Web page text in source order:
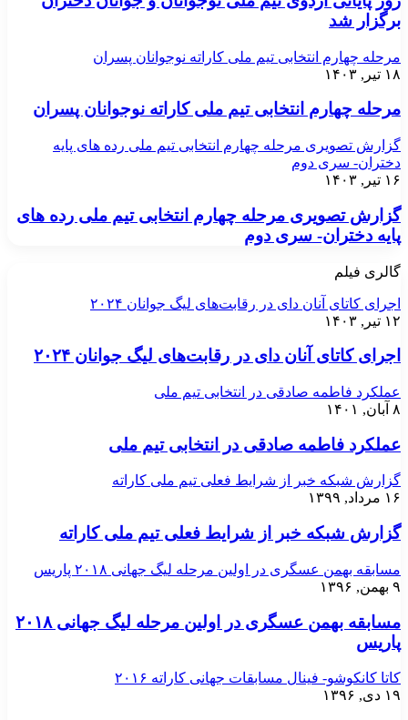
برگزار شد
مرحله چهارم انتخابی تیم ملی کاراته نوجوانان پسران
۱۸ تیر, ۱۴۰۳
مرحله چهارم انتخابی تیم ملی کاراته نوجوانان پسران
گزارش تصویری مرحله چهارم انتخابی تیم ملی رده های پایه
دختران- سری دوم
۱۶ تیر, ۱۴۰۳
گزارش تصویری مرحله چهارم انتخابی تیم ملی رده های
پایه دختران- سری دوم
گالری فیلم
اجرای کاتای آنان دای در رقابت‌های لیگ جوانان ۲۰۲۴
۱۲ تیر, ۱۴۰۳
اجرای کاتای آنان دای در رقابت‌های لیگ جوانان ۲۰۲۴
عملکرد فاطمه صادقی در انتخابی تیم ملی
۸ آبان, ۱۴۰۱
عملکرد فاطمه صادقی در انتخابی تیم ملی
گزارش شبکه خبر از شرایط فعلی تیم ملی کاراته
۱۶ مرداد, ۱۳۹۹
گزارش شبکه خبر از شرایط فعلی تیم ملی کاراته
مسابقه بهمن عسگری در اولین مرحله لیگ جهانی ۲۰۱۸ پاریس
۹ بهمن, ۱۳۹۶
مسابقه بهمن عسگری در اولین مرحله لیگ جهانی ۲۰۱۸
پاریس
کاتا کانکوشو- فینال مسابقات جهانی کاراته ۲۰۱۶
۱۹ دی, ۱۳۹۶